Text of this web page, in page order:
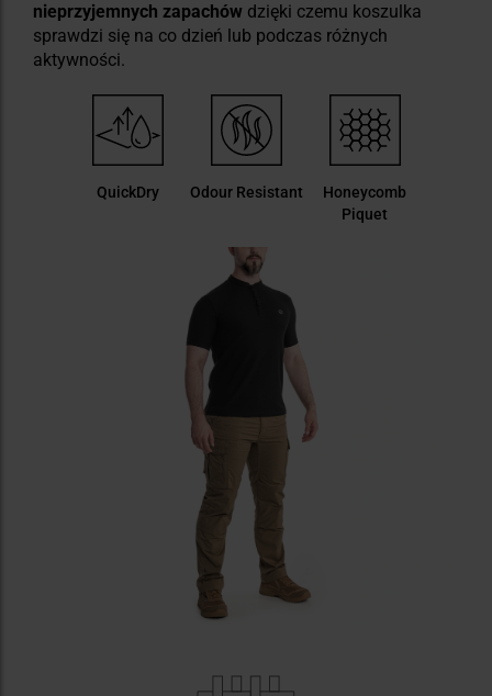
nieprzyjemnych zapachów dzięki czemu koszulka
sprawdzi się na co dzień lub podczas różnych
aktywności.
QuickDry Odour Resistant
Honeycomb
Piquet